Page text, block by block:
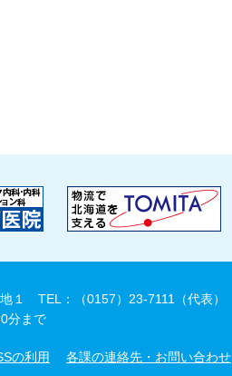
１
TEL：（0157）23-7111（代表）
分まで
の利用 各課の連絡先・お問い合わせ